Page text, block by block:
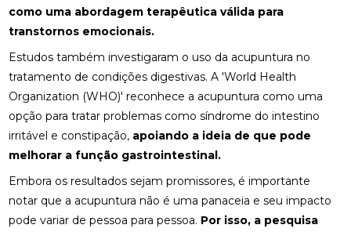
como uma abordagem terapêutica válida para
transtornos emocionais.
Estudos também investigaram o uso da acupuntura no
tratamento de condições digestivas. A 'World Health
Organization (WHO)' reconhece a acupuntura como uma
opção para tratar problemas como síndrome do intestino
irritável e constipação, apoiando a ideia de que pode
melhorar a função gastrointestinal.
Embora os resultados sejam promissores, é importante
notar que a acupuntura não é uma panaceia e seu impacto
pode variar de pessoa para pessoa. Por isso, a pesquisa
FISIOTERAPIA NA REABILITAÇÃO VESTIBULAR: A
SOLUÇÃO PARA DORES DE CABEÇA E EQUILÍBRIO
ABORDAGEM EFICAZ PARA O TRATAMENTO
FISIOTERAPIA NA REABILITAÇÃO VESTIBULAR
FISIOTERAPIA NA REABILITAÇÃO VESTIBULAR E
SEUS BENEFÍCIOS
FISIOTERAPIA NA REABILITAÇÃO VESTIBULAR
MELHORA O EQUILÍBRIO E A QUALIDADE DE VIDA